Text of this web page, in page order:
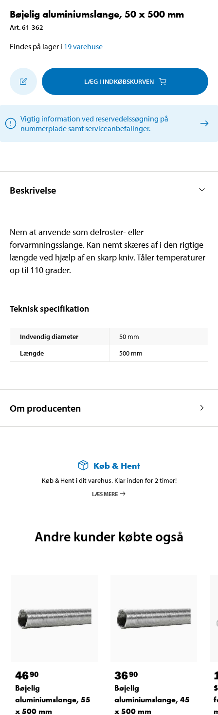
Bøjelig aluminiumslange, 50 x 500 mm
Art.61-362
Findes på lager i 19varehuse
LÆG I INDKØBSKURVEN
Vigtig information ved reservedelssøgning på
nummerplade samt serviceanbefalinger.
Beskrivelse
Nem at anvende som defroster- eller
forvarmningsslange. Kan nemt skæres af i den rigtige
længde ved hjælp af en skarp kniv. Tåler temperaturer
op til 110 grader.
Teknisk specifikation
Indvendig diameter
50 mm
Længde
500 mm
Om producenten
Køb & Hent
Køb & Hent i dit varehus. Klar inden for 2 timer!
LÆS MERE
Andre kunder købte også
4690
Bøjelig
aluminiumslange, 55
x 500 mm
3690
Bøjelig
aluminiumslange, 45
x 500 mm